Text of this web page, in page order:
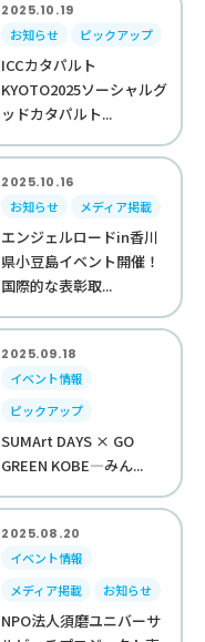
2025.10.19
お知らせ
ピックアップ
ICCカタパルト
KYOTO2025ソーシャルグ
ッドカタパルト...
2025.10.16
お知らせ
メディア掲載
エンジェルロードin香川
県小豆島イベント開催！
国際的な表彰取...
2025.09.18
イベント情報
ピックアップ
SUMArt DAYS × GO
GREEN KOBE—みん...
2025.08.20
イベント情報
メディア掲載
お知らせ
NPO法人須磨ユニバーサ